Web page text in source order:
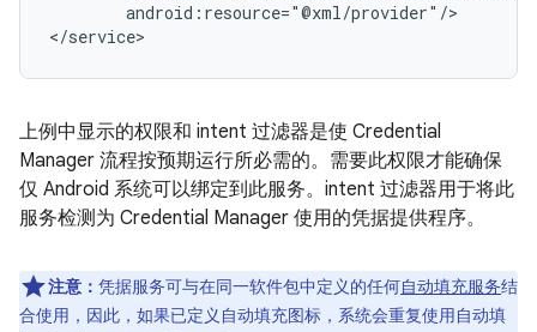
android:resource="@xml/provider"/>
上例中显示的权限和 intent 过滤器是使 Credential
Manager 流程按预期运行所必需的。需要此权限才能确保
仅 Android 系统可以绑定到此服务。intent 过滤器用于将此
服务检测为 Credential Manager 使用的凭据提供程序。
注意： 凭据服务可与在同一软件包中定义的任何自动填充服务结
合使用，因此，如果已定义自动填充图标，系统会重复使用自动填